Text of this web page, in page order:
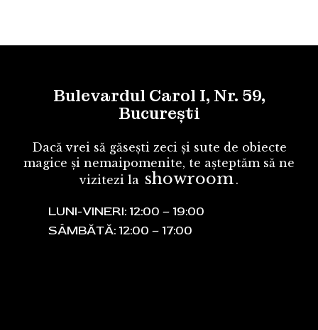
Bulevardul Carol I, Nr. 59,
București
Dacă vrei să găsești zeci și sute de obiecte
magice și nemaipomenite, te așteptăm să ne
vizitezi la showroom .
LUNI-VINERI: 12:00 – 19:00
SÂMBĂTĂ: 12:00 – 17:00